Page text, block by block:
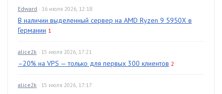
Edward · 16 июля 2026, 12:18
В наличии выделенный сервер на AMD Ryzen 9 5950X в
Германии 1
alice2k · 15 июля 2026, 17:21
–20% на VPS — только для первых 300 клиентов 2
alice2k · 15 июля 2026, 17:17